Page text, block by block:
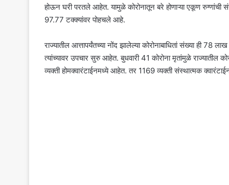
होऊन घरी परतले आहेत. यामुळे कोरोनातून बरे होणाऱ्या एकूण रुग्णांची
97.77 टक्क्यांवर पोहचले आहे.
राज्यातील आत्तापर्यंतच्या नोंद झालेल्या कोरोनाबाधितां संख्या
त्यांच्यावर उपचार सुरु आहेत. बुधवारी 41 कोरोना मृतांमुळे
व्यक्ती होमक्वारंटाईनमध्ये आहेत. तर 1169 व्यक्ती संस्थात्मक